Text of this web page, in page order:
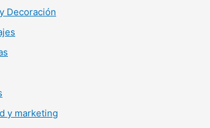
Decoración
y marketing